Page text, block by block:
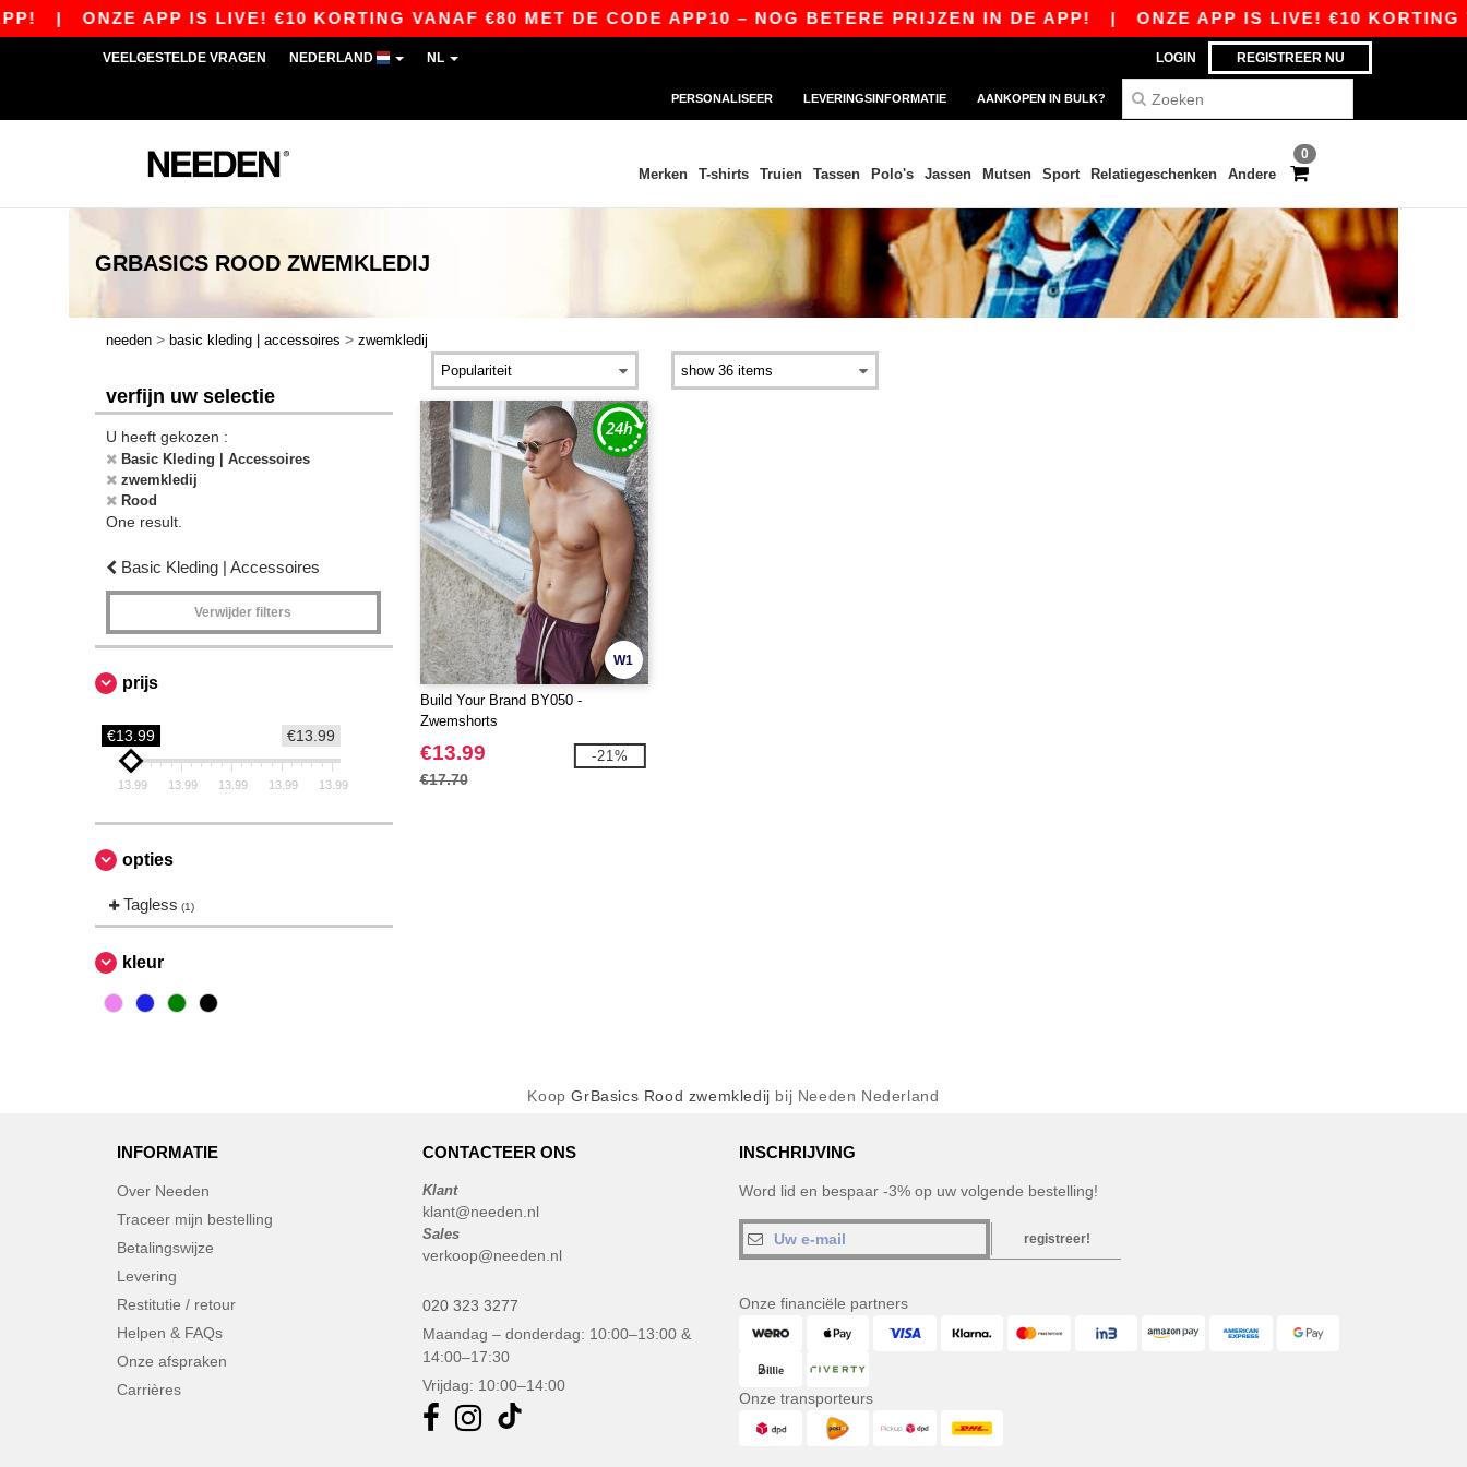
| ONZE APP IS LIVE! €10 KORTING VANAF €80 MET DE CODE APP10 – NOG BETERE PRIJZEN IN DE APP!| ONZE APP IS LIVE! €10 KORTING
LOGIN REGISTREER NU
VEELGESTELDE VRAGEN NEDERLAND NL
PERSONALISEER LEVERINGSINFORMATIE AANKOPEN IN BULK?
0
Merken T-shirts Truien Tassen Polo's Jassen Mutsen Sport Relatiegeschenken Andere
GRBASICS ROOD ZWEMKLEDIJ
needen > basic kleding | accessoires > zwemkledij
verfijn uw selectie
U heeft gekozen :
Basic Kleding | Accessoires
zwemkledij
Rood
One result.
Basic Kleding | Accessoires
Verwijder filters
prijs
€13.99
€13.99
13.99 13.99 13.99 13.99 13.99
opties
Tagless (1)
kleur
W1
Build Your Brand BY050 -
Zwemshorts
€13.99
€17.70
-21%
KoopGrBasics Rood zwemkledij bij Needen Nederland
INFORMATIE
Over Needen
Traceer mijn bestelling
Betalingswijze
Levering
Restitutie / retour
Helpen & FAQs
Onze afspraken
Carrières
CONTACTEER ONS
Klant
klant@needen.nl
Sales
verkoop@needen.nl
020 323 3277
Maandag – donderdag: 10:00–13:00 &
14:00–17:30
Vrijdag: 10:00–14:00
INSCHRIJVING
Word lid en bespaar -3% op uw volgende bestelling!
registreer!
Onze financiële partners
Onze transporteurs